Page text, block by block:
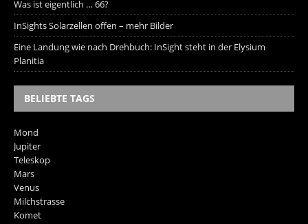
Was ist eigentlich … 66?
InSights Solarzellen offen – mehr Bilder
Eine Landung wie nach Drehbuch: InSight steht in der Elysium
Planitia
BELIEBTE TAGS
Mond
Jupiter
Teleskop
Mars
Venus
Milchstrasse
Komet